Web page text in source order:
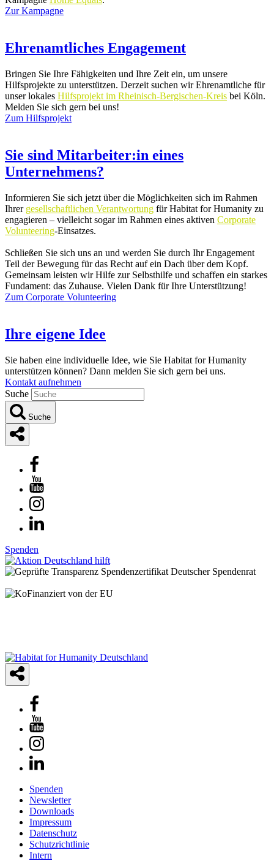
Zur Kampagne
Ehrenamtliches Engagement
Bringen Sie Ihre Fähigkeiten und Ihre Zeit ein, um unsere
Hilfsprojekte zu unterstützen. Derzeit suchen wir Ehrenamtliche für
unser lokales Hilfsprojekt im Rheinisch-Bergischen-Kreis bei Köln.
Melden Sie sich gern bei uns!
Zum Hilfsprojekt
Sie sind Mitarbeiter:in eines
Unternehmens?
Informieren Sie sich jetzt über die Möglichkeiten sich im Rahmen
Ihrer gesellschaftlichen Verantwortung für Habitat for Humanity zu
engagieren – vielleicht sogar im Rahmen eines aktiven Corporate
Volunteering-Einsatzes.
Schließen Sie sich uns an und werden Sie durch Ihr Engagement
Teil der Bewegung für das Recht auf ein Dach über dem Kopf.
Gemeinsam leisten wir Hilfe zur Selbsthilfe und schaffen ein starkes
Fundament: das Zuhause. Vielen Dank für Ihre Unterstützung!
Zum Corporate Volunteering
Ihre eigene Idee
Sie haben eine individuelle Idee, wie Sie Habitat for Humanity
unterstützen können? Dann melden Sie sich gern bei uns.
Kontakt aufnehmen
Suche
Suche
Spenden
Spenden
Newsletter
Downloads
Impressum
Datenschutz
Schutzrichtlinie
Intern